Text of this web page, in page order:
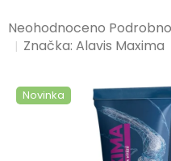
Průměrné
hodnocení
0,0
Neohodnoceno
Značka:Alavis Maxima
Novinka